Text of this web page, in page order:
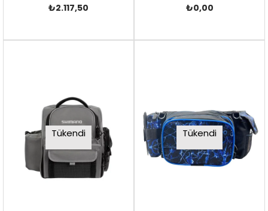
₺2.117,50 ₺0,00
Tükendi Tükendi